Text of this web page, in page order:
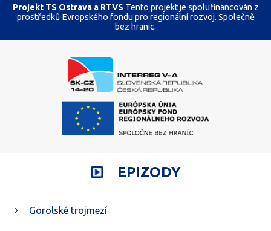
Projekt TS Ostrava a RTVS Tento projekt je spolufinancován z
prostředků Evropského fondu pro regionální rozvoj. Společně
bez hranic.
EPIZODY
Gorolské trojmezí